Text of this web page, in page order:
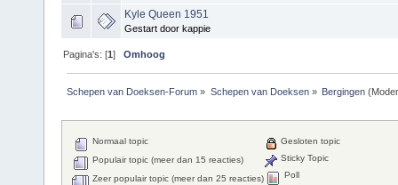
Kyle Queen 1951
Gestart door kappie
Pagina's: [1]Omhoog
Schepen van Doeksen-Forum » Schepen van Doeksen» Bergingen
Normaal topic
Populair topic (meer dan 15 reacties)
Zeer populair topic (meer dan 25 reacties)
Gesloten topic
Sticky Topic
Poll